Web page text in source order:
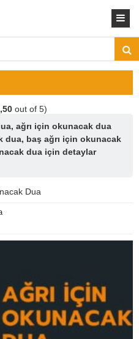
out of 5)
ağrı için okunacak dua
dua, baş ağrı için okunacak
dua için detaylar
Dua